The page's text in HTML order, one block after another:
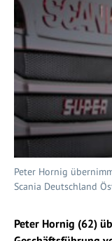
Peter Hornig
Scania Deutschland
Peter Hornig (62)